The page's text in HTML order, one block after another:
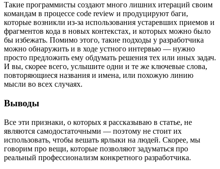
Такие программисты создают много лишних итераций своим
командам в процессе code review и продуцируют баги,
которые возникли из-за использования устаревших приемов и
фрагментов кода в новых контекстах, и которых можно было
бы избежать. Помимо этого, такие подходы у разработчика
можно обнаружить и в ходе устного интервью — нужно
просто предложить ему обдумать решения тех или иных задач.
И вы, скорее всего, услышите одни и те же ключевые слова,
повторяющиеся названия и имена, или похожую линию
мысли во всех случаях.
Выводы
Все эти признаки, о которых я рассказываю в статье, не
являются самодостаточными — поэтому не стоит их
использовать, чтобы вешать ярлыки на людей. Скорее, мы
говорим про вещи, которые позволяют задуматься про
реальный профессионализм конкретного разработчика.